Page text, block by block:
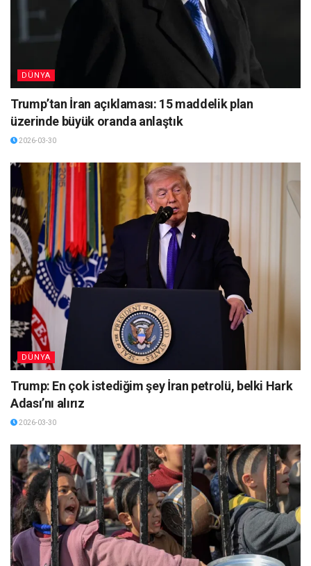
DÜNYA
Trump’tan İran açıklaması: 15 maddelik plan
üzerinde büyük oranda anlaştık
2026-03-30
DÜNYA
Trump: En çok istediğim şey İran petrolü, belki Hark
Adası’nı alırız
2026-03-30